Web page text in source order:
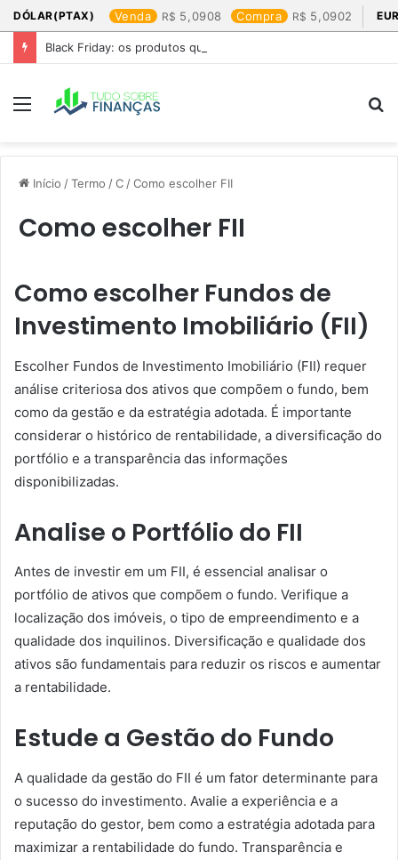
DÓLAR(PTAX) Venda 5,0908 Compra 5,0902
Black Friday: os produtos que mais valem a pena
Menu
Início /Termo /C /Como escolher FII
Como escolher FII
Como escolher Fundos de
Investimento Imobiliário (FII)
Escolher Fundos de Investimento Imobiliário (FII) requer
análise criteriosa dos ativos que compõem o fundo, bem
como da gestão e da estratégia adotada. É importante
considerar o histórico de rentabilidade, a diversificação do
portfólio e a transparência das informações
disponibilizadas.
Analise o Portfólio do FII
Antes de investir em um FII, é essencial analisar o
portfólio de ativos que compõem o fundo. Verifique a
localização dos imóveis, o tipo de empreendimento e a
qualidade dos inquilinos. Diversificação e qualidade dos
ativos são fundamentais para reduzir os riscos e aumentar
a rentabilidade.
Estude a Gestão do Fundo
A qualidade da gestão do FII é um fator determinante para
o sucesso do investimento. Avalie a experiência e a
reputação do gestor, bem como a estratégia adotada para
maximizar a rentabilidade do fundo. Transparência e